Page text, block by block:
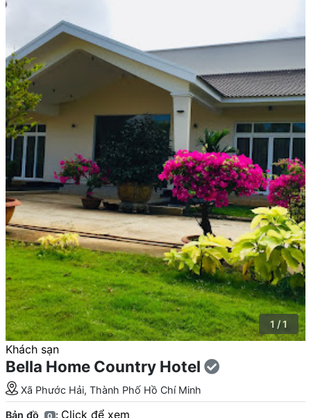
1 / 1
Khách sạn
Bella Home Country Hotel
Xã Phước Hải, Thành Phố Hồ Chí Minh
Bản đồ : Click để xem